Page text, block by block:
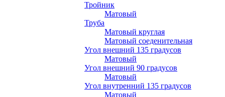
Тройник
Матовый
Труба
Матовый круглая
Матовый соеденительная
Угол внешний 135 градусов
Матовый
Угол внешний 90 градусов
Матовый
Угол внутренний 135 градусов
Матовый